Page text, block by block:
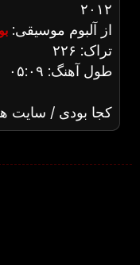
۲۰۱۲
از آلبوم موسیقی:
تراک: ۲۲۶
طول آهنگ: ۰۵:۰۹
کجا بودی / سایت